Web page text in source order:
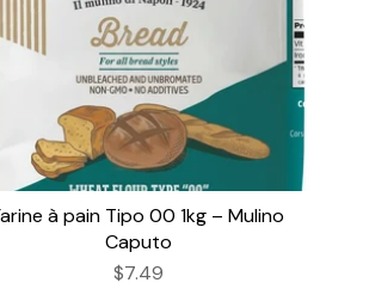
à pain Tipo 00 1kg – Mulino
Caputo
$7.49